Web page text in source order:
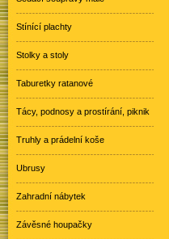
Stínící plachty
Stolky a stoly
Taburetky ratanové
Tácy, podnosy a prostírání, piknik
Truhly a prádelní koše
Ubrusy
Zahradní nábytek
Závěsné houpačky